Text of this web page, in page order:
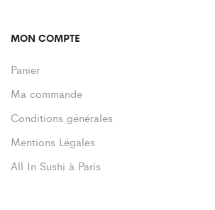
MON COMPTE
Panier
Ma commande
Conditions générales
Mentions Légales
All In Sushi à Paris